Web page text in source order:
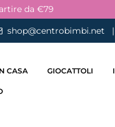
da €79
shop@centrobimbi.net
CASA GIOCATTOLI